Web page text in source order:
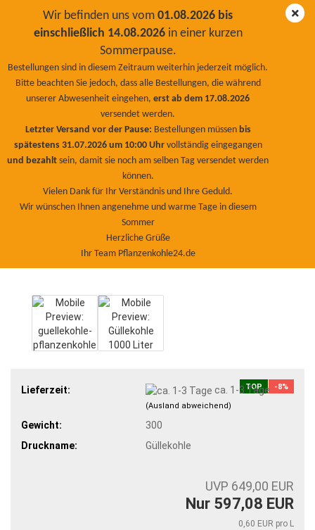
Wir befinden uns vom 01.08.2026 bis
einschließlich 14.08.2026in einer kurzen
Sommerpause.
Bestellungen sind in diesem Zeitraum weiterhin jederzeit möglich.
Bitte beachten Sie jedoch, dass alle Bestellungen, die während
unserer Abwesenheit eingehen, erst ab dem 17.08.2026
versendet werden.
Letzter Versand vor der Pause: Bestellungen müssen bis
spätestens 31.07.2026 um 10:00 Uhrvollständig eingegangen
und bezahlt sein, damit sie noch am selben Tag versendet werden
können.
Vielen Dank für Ihr Verständnis und Ihre Geduld.
Wir wünschen Ihnen angenehme und warme Tage in diesem
Sommer
Herzliche Grüße
Ihr Team Pflanzenkohle24.de
BioNaturPlus
TOP -8%
Lieferzeit: ca. 1-3 Tage
(Ausland abweichend)
Gewicht:
300
Druckname:
Güllekohle
UVP 649,00 EUR
Nur 597,08 EUR
0,60 EUR pro L